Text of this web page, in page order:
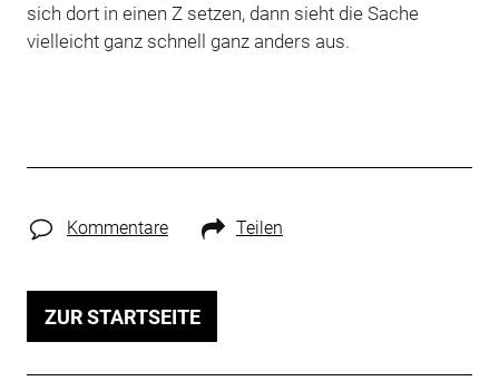
sich dort in einen Z setzen, dann sieht die Sache
vielleicht ganz schnell ganz anders aus.
Kommentare Teilen
ZUR STARTSEITE